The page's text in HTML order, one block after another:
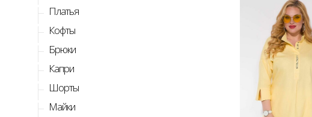
Платья
Кофты
Брюки
Капри
Шорты
Майки
КУПИТЬ